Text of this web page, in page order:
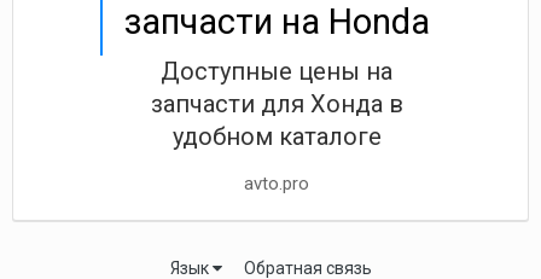
запчасти на Honda
Доступные цены на
запчасти для Хонда в
удобном каталоге
avto.pro
Язык Обратная связь